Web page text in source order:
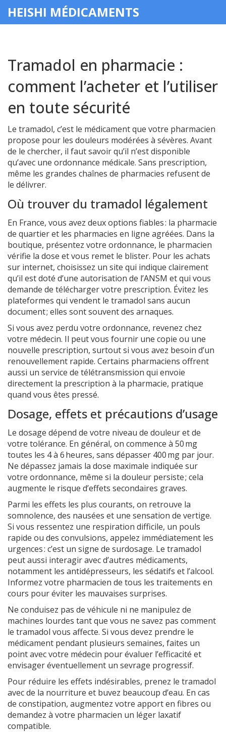
HEISHI MÉDICAMENTS
Tramadol en pharmacie :
comment l’acheter et l’utiliser
en toute sécurité
Le tramadol, c’est le médicament que votre pharmacien
propose pour les douleurs modérées à sévères. Avant
de le chercher, il faut savoir qu’il n’est disponible
qu’avec une ordonnance médicale. Sans prescription,
même les grandes chaînes de pharmacies refusent de
le délivrer.
Où trouver du tramadol légalement
En France, vous avez deux options fiables : la pharmacie
de quartier et les pharmacies en ligne agréées. Dans la
boutique, présentez votre ordonnance, le pharmacien
vérifie la dose et vous remet le blister. Pour les achats
sur internet, choisissez un site qui indique clairement
qu’il est doté d’une autorisation de l’ANSM et qui vous
demande de télécharger votre prescription. Évitez les
plateformes qui vendent le tramadol sans aucun
document ; elles sont souvent des arnaques.
Si vous avez perdu votre ordonnance, revenez chez
votre médecin. Il peut vous fournir une copie ou une
nouvelle prescription, surtout si vous avez besoin d’un
renouvellement rapide. Certains pharmaciens offrent
aussi un service de télétransmission qui envoie
directement la prescription à la pharmacie, pratique
quand vous êtes pressé.
Dosage, effets et précautions d’usage
Le dosage dépend de votre niveau de douleur et de
votre tolérance. En général, on commence à 50 mg
toutes les 4 à 6 heures, sans dépasser 400 mg par jour.
Ne dépassez jamais la dose maximale indiquée sur
votre ordonnance, même si la douleur persiste ; cela
augmente le risque d’effets secondaires graves.
Parmi les effets les plus courants, on retrouve la
somnolence, des nausées et une sensation de vertige.
Si vous ressentez une respiration difficile, un pouls
rapide ou des convulsions, appelez immédiatement les
urgences : c’est un signe de surdosage. Le tramadol
peut aussi interagir avec d’autres médicaments,
notamment les antidépresseurs, les sédatifs et l’alcool.
Informez votre pharmacien de tous les traitements en
cours pour éviter les mauvaises surprises.
Ne conduisez pas de véhicule ni ne manipulez de
machines lourdes tant que vous ne savez pas comment
le tramadol vous affecte. Si vous devez prendre le
médicament pendant plusieurs semaines, faites un
point avec votre médecin pour évaluer l’efficacité et
envisager éventuellement un sevrage progressif.
Pour réduire les effets indésirables, prenez le tramadol
avec de la nourriture et buvez beaucoup d’eau. En cas
de constipation, augmentez votre apport en fibres ou
demandez à votre pharmacien un léger laxatif
compatible.